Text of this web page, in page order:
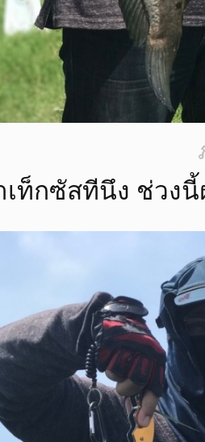
เท็กซัสทีนึง ช่วง